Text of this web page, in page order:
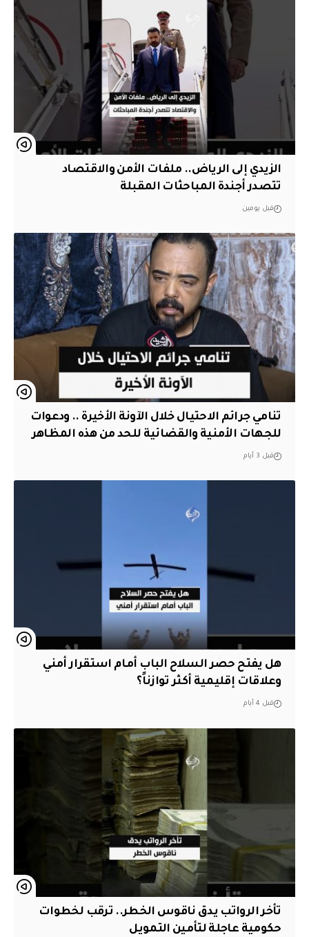
الزيدي إلى الرياض.. ملفات الأمن والاقتصاد
تتصدر أجندة المباحثات المقبلة
قبل يومين
تنامي جرائم الاحتيال خلال الآونة الأخيرة .. ودعوات
للجهات الأمنية والقضائية للحد من هذه المظاهر
قبل 3 أيام
هل يفتح حصر السلاح الباب أمام استقرار أمني
وعلاقات إقليمية أكثر توازناً؟
قبل 4 أيام
تأخر الرواتب يدق ناقوس الخطر.. ترقب لخطوات
حكومية عاجلة لتأمين التمويل